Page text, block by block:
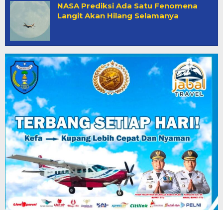
NASA Prediksi Ada Satu Fenomena
Langit Akan Hilang Selamanya